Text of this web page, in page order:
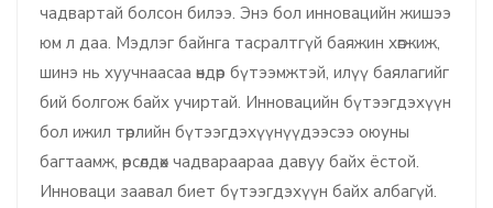
чадвартай болсон билээ. Энэ бол инновацийн жишээ
юм л даа. Мэдлэг байнга тасралтгүй баяжин хөгжиж,
шинэ нь хуучнаасаа өндөр бүтээмжтэй, илүү баялагийг
бий болгож байх учиртай. Инновацийн бүтээгдэхүүн
бол ижил төрлийн бүтээгдэхүүнүүдээсээ оюуны
багтаамж, өрсөлдөх чадвараараа давуу байх ёстой.
Инноваци заавал биет бүтээгдэхүүн байх албагүй.